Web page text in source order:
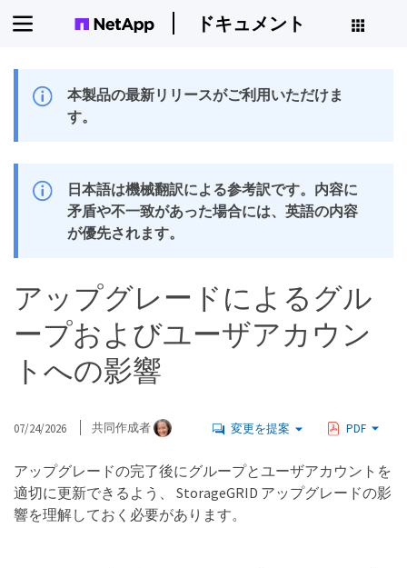
ドキュメント
本製品の最新リリースがご利用いただけま
す。
日本語は機械翻訳による参考訳です。内容に
矛盾や不一致があった場合には、英語の内容
が優先されます。
アップグレードによるグル
ープおよびユーザアカウン
トへの影響
07/24/2026 共同作成者 変更を提案 PDF
アップグレードの完了後にグループとユーザアカウントを
適切に更新できるよう、 StorageGRID アップグレードの影
響を理解しておく必要があります。